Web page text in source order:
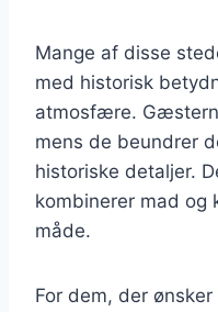
Mange af disse
med historisk
atmosfære.
mens de beundrer
historiske detaljer.
kombinerer mad og
måde.
For dem, der